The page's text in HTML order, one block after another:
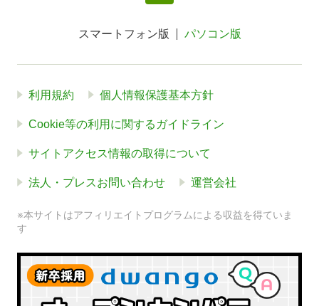
スマートフォン版 パソコン版
利用規約 個人情報保護基本方針
Cookie等の利用に関するガイドライン
サイトアクセス情報の取得について
法人・プレスお問い合わせ 運営会社
※本サイトはアフィリエイトプログラムによる収益を得ていま
す